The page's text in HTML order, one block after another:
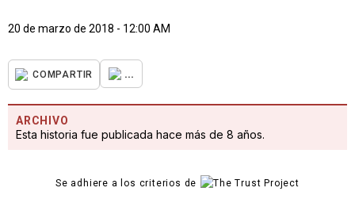
20 de marzo de 2018 - 12:00 AM
COMPARTIR ...
ARCHIVO
Esta historia fue publicada hace más de 8 años.
Se adhiere a los criterios de